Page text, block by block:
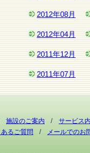
2012年08月
2012年04月
2011年12月
2011年07月
施設のご案内 / サービス
るご質問 / メールでのお